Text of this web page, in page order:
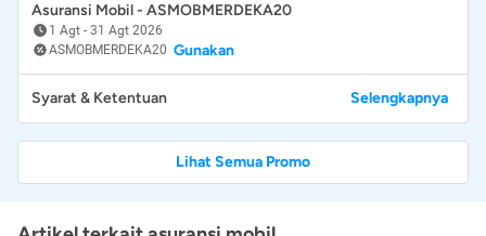
Asuransi Mobil - ASMOBMERDEKA20
1 Agt - 31 Agt 2026
ASMOBMERDEKA20 Gunakan
Syarat & Ketentuan Selengkapnya
Lihat Semua Promo